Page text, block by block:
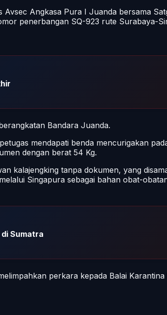
Angkasa Pura I Juanda bersama
penerbangan SQ-923 rute Surabaya-
Bandara Juanda.
mendapati benda mencurigakan
dengan berat 54 Kg.
kalajengking tanpa dokumen, yang
Singapura sebagai bahan obat-
Sumatra
perkara kepada Balai